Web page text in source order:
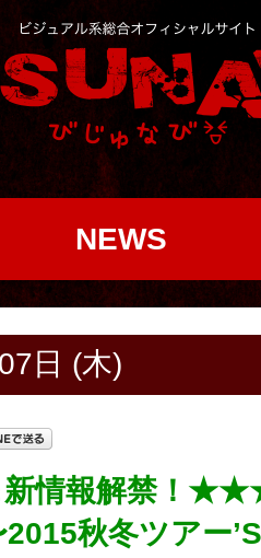
NEWS
日 (木)
新情報解禁！
秋冬ツアー